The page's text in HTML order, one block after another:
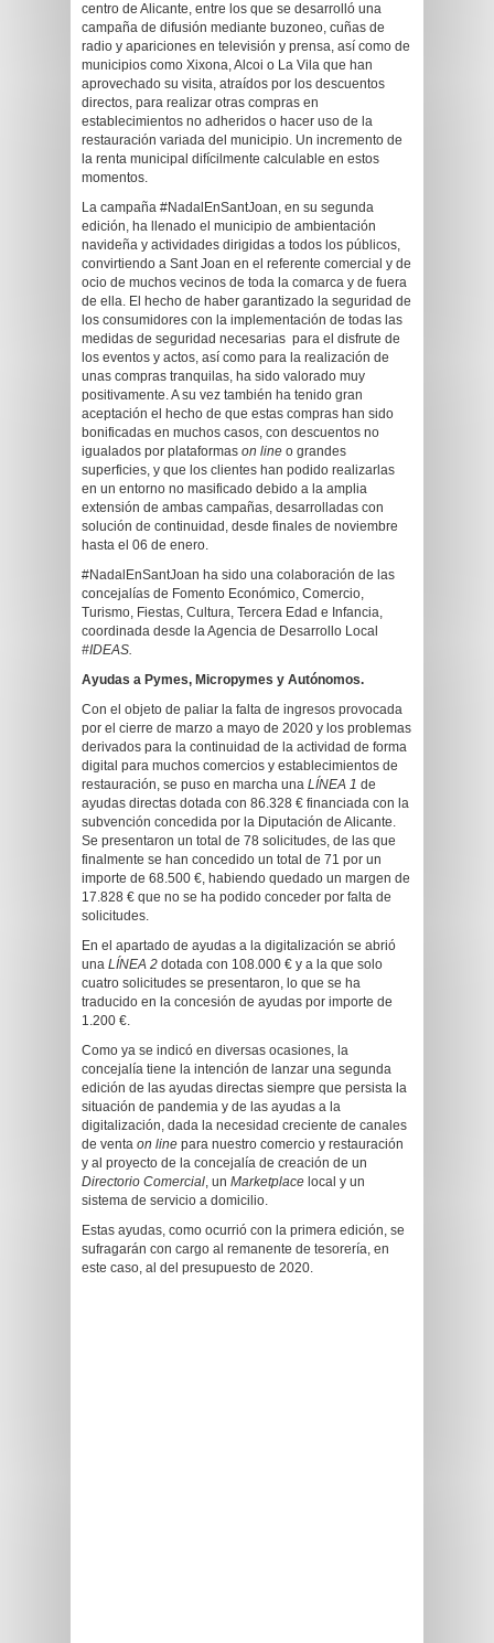
centro de Alicante, entre los que se desarrolló una
campaña de difusión mediante buzoneo, cuñas de
radio y apariciones en televisión y prensa, así como de
municipios como Xixona, Alcoi o La Vila que han
aprovechado su visita, atraídos por los descuentos
directos, para realizar otras compras en
establecimientos no adheridos o hacer uso de la
restauración variada del municipio. Un incremento de
la renta municipal difícilmente calculable en estos
momentos.
La campaña #NadalEnSantJoan, en su segunda
edición, ha llenado el municipio de ambientación
navideña y actividades dirigidas a todos los públicos,
convirtiendo a Sant Joan en el referente comercial y de
ocio de muchos vecinos de toda la comarca y de fuera
de ella. El hecho de haber garantizado la seguridad de
los consumidores con la implementación de todas las
medidas de seguridad necesarias para el disfrute de
los eventos y actos, así como para la realización de
unas compras tranquilas, ha sido valorado muy
positivamente. A su vez también ha tenido gran
aceptación el hecho de que estas compras han sido
bonificadas en muchos casos, con descuentos no
igualados por plataformas on line o grandes
superficies, y que los clientes han podido realizarlas
en un entorno no masificado debido a la amplia
extensión de ambas campañas, desarrolladas con
solución de continuidad, desde finales de noviembre
hasta el 06 de enero.
#NadalEnSantJoan ha sido una colaboración de las
concejalías de Fomento Económico, Comercio,
Turismo, Fiestas, Cultura, Tercera Edad e Infancia,
coordinada desde la Agencia de Desarrollo Local
#IDEAS.
Ayudas a Pymes, Micropymes y Autónomos.
Con el objeto de paliar la falta de ingresos provocada
por el cierre de marzo a mayo de 2020 y los problemas
derivados para la continuidad de la actividad de forma
digital para muchos comercios y establecimientos de
restauración, se puso en marcha una LÍNEA 1 de
ayudas directas dotada con 86.328 € financiada con la
subvención concedida por la Diputación de Alicante.
Se presentaron un total de 78 solicitudes, de las que
finalmente se han concedido un total de 71 por un
importe de 68.500 €, habiendo quedado un margen de
17.828 € que no se ha podido conceder por falta de
solicitudes.
En el apartado de ayudas a la digitalización se abrió
una LÍNEA 2 dotada con 108.000 € y a la que solo
cuatro solicitudes se presentaron, lo que se ha
traducido en la concesión de ayudas por importe de
1.200 €.
Como ya se indicó en diversas ocasiones, la
concejalía tiene la intención de lanzar una segunda
edición de las ayudas directas siempre que persista la
situación de pandemia y de las ayudas a la
digitalización, dada la necesidad creciente de canales
de venta on line para nuestro comercio y restauración
y al proyecto de la concejalía de creación de un
Directorio Comercial, un Marketplace local y un
sistema de servicio a domicilio.
Estas ayudas, como ocurrió con la primera edición, se
sufragarán con cargo al remanente de tesorería, en
este caso, al del presupuesto de 2020.